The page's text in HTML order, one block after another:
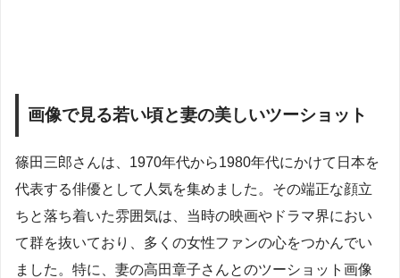
画像で見る若い頃と妻の美しいツーショット
篠田三郎さんは、1970年代から1980年代にかけて日本を
代表する俳優として人気を集めました。その端正な顔立
ちと落ち着いた雰囲気は、当時の映画やドラマ界におい
て群を抜いており、多くの女性ファンの心をつかんでい
ました。特に、妻の高田章子さんとのツーショット画像